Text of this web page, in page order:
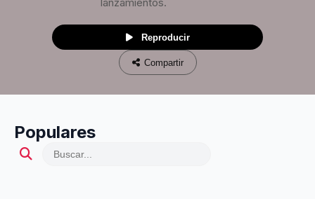
Reproducir
Compartir
Populares